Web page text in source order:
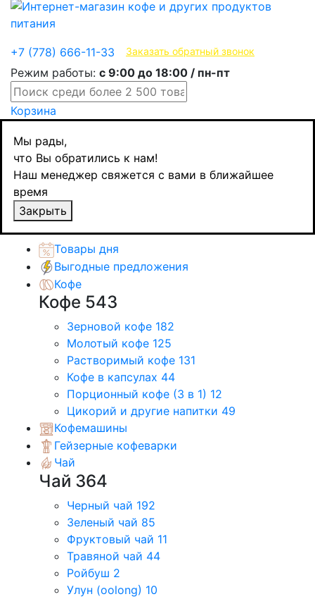
+7 (778) 666-11-33 Заказать обратный звонок
Режим работы: с 9:00 до 18:00 / пн-пт
Корзина
Мы рады,
что Вы обратились к нам!
Наш менеджер свяжется с вами в ближайшее
время
Закрыть
Бакалея
Уксус
Кинто уксус бальзамический, 250 мл
Назадтоваров
Каталог товаров
Товары дня
Выгодные предложения
Кофе
Кофе 543
Зерновой кофе 182
Молотый кофе 125
Растворимый кофе 131
Кофе в капсулах 44
Порционный кофе (3 в 1) 12
Цикорий и другие напитки 49
Кофемашины
Гейзерные кофеварки
Чай
Чай 364
Черный чай 192
Зеленый чай 85
Фруктовый чай 11
Травяной чай 44
Ройбуш 2
Улун (oolong) 10